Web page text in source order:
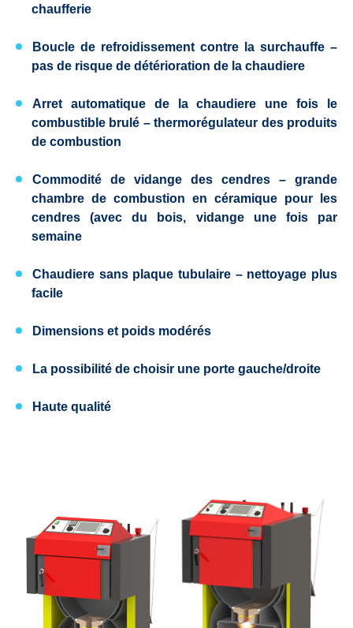
chaufferie
Boucle de refroidissement contre la surchauffe –
pas de risque de détérioration de la chaudiere
Arret automatique de la chaudiere une fois le
combustible brulé – thermorégulateur des produits
de combustion
Commodité de vidange des cendres – grande
chambre de combustion en céramique pour les
cendres (avec du bois, vidange une fois par
semaine
Chaudiere sans plaque tubulaire – nettoyage plus
facile
Dimensions et poids modérés
La possibilité de choisir une porte gauche/droite
Haute qualité